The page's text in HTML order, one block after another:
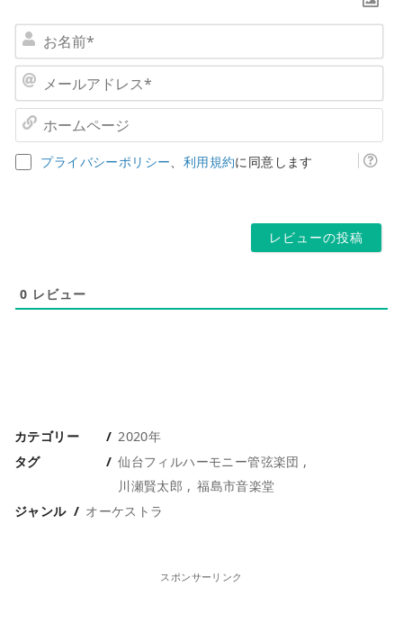
名
ー
ア
ー
プライバシーポリシー、 利用規約に同意します
0 レビュー
カテゴリー
2020年
タグ
仙台フィルハーモニー管弦楽団
川瀬賢太郎
福島市音楽堂
ジャンル
オーケストラ
スポンサーリンク